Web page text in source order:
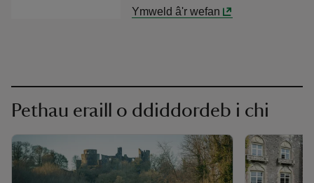
Ymweld â'r wefan
Pethau eraill o ddiddordeb i chi